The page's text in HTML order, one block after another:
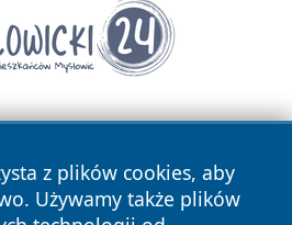
z plików cookies, aby
Używamy także plików